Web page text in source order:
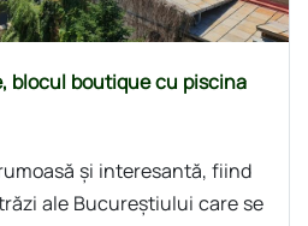
blocul boutique cu piscina
și interesantă, fiind
ale Bucureștiului care se